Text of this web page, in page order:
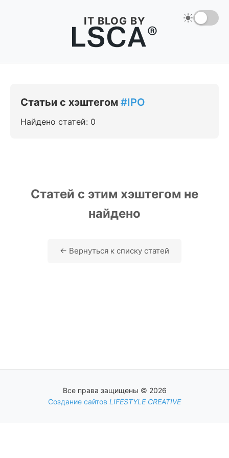
IT BLOG BY
Статьи с хэштегом #IPO
Найдено статей: 0
Статей с этим хэштегом не
найдено
← Вернуться к списку статей
Все права защищены © 2026
Создание сайтов LIFESTYLE CREATIVE